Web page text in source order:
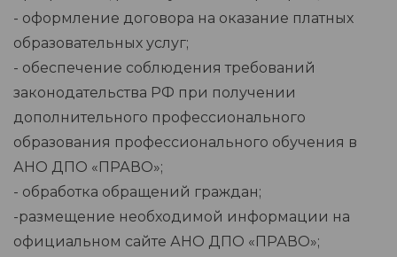
- оформление договора на оказание платных
образовательных услуг;
- обеспечение соблюдения требований
законодательства РФ при получении
дополнительного профессионального
образования профессионального обучения в
АНО ДПО «ПРАВО»;
- обработка обращений граждан;
-размещение необходимой информации на
официальном сайте АНО ДПО «ПРАВО»;